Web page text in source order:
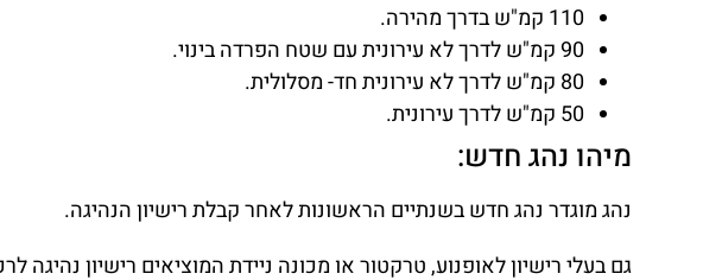
110 קמ"ש בדרך מהירה.
90 קמ"ש לדרך לא עירונית עם שטח הפרדה בינוי.
80 קמ"ש לדרך לא עירונית חד- מסלולית.
50 קמ"ש לדרך עירונית.
מיהו נהג חדש:
נהג מוגדר נהג חדש בשנתיים הראשונות לאחר קבלת רישיון הנהיגה.
גם בעלי רישיון לאופנוע, טרקטור או מכונה ניידת המוציאים רישיון